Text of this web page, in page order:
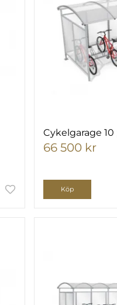
Cykelgarage
66 500 kr
Köp